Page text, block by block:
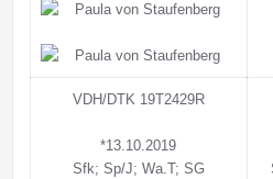
VDH/DTK 19T2429R
*13.10.2019
Sfk; Sp/J; Wa.T; SG